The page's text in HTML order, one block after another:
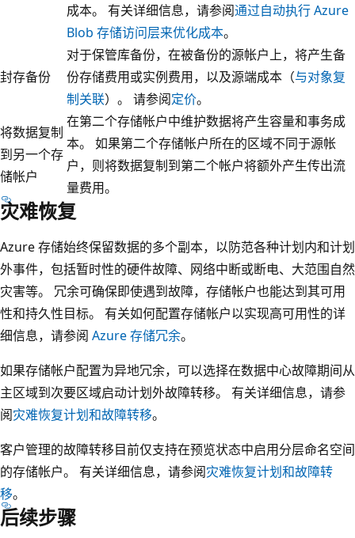
成本。 有关详细信息，请参阅通过自动执行 Azure
Blob 存储访问层来优化成本。
封存备份
对于保管库备份，在被备份的源帐户上，将产生备
份存储费用或实例费用，以及源端成本（与对象复
制关联）。 请参阅定价。
将数据复制
到另一个存
储帐户
在第二个存储帐户中维护数据将产生容量和事务成
本。 如果第二个存储帐户所在的区域不同于源帐
户，则将数据复制到第二个帐户将额外产生传出流
量费用。
灾难恢复
Azure 存储始终保留数据的多个副本，以防范各种计划内和计划
外事件，包括暂时性的硬件故障、网络中断或断电、大范围自然
灾害等。 冗余可确保即使遇到故障，存储帐户也能达到其可用
性和持久性目标。 有关如何配置存储帐户以实现高可用性的详
细信息，请参阅 Azure 存储冗余。
如果存储帐户配置为异地冗余，可以选择在数据中心故障期间从
主区域到次要区域启动计划外故障转移。 有关详细信息，请参
阅灾难恢复计划和故障转移。
客户管理的故障转移目前仅支持在预览状态中启用分层命名空间
的存储帐户。 有关详细信息，请参阅灾难恢复计划和故障转
移。
后续步骤